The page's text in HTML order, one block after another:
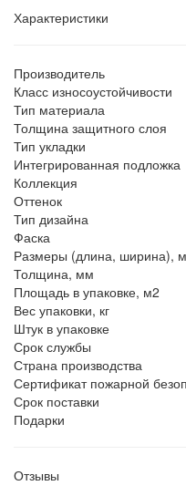
Характеристики
Производитель
Класс износоустойчивости
Тип материала
Толщина защитного слоя
Тип укладки
Интегрированная подложка
Коллекция
Оттенок
Тип дизайна
Фаска
Размеры (длина, ширина),
Толщина, мм
Площадь в упаковке, м2
Вес упаковки, кг
Штук в упаковке
Срок службы
Страна производства
Сертификат пожарной
Срок поставки
Подарки
Отзывы